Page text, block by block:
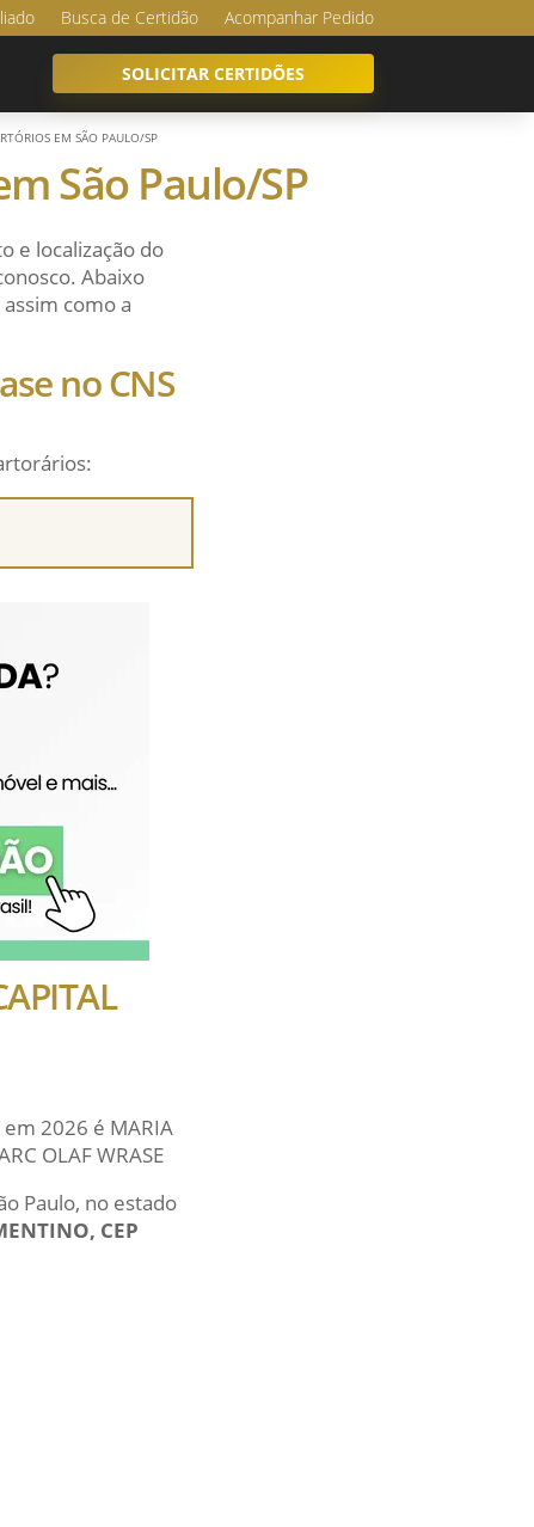
Busca de Certidão Acompanhar Pedido
SOLICITAR CERTIDÕES
EM SÃO PAULO/SP
São Paulo/SP
e localização do
Abaixo
como a
no CNS
2026 é MARIA
OLAF WRASE
Paulo, no estado
CEP